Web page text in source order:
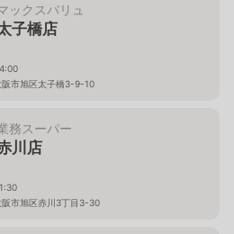
ックスバリュ
子橋店
阪市旭区太子橋3-9-10
務スーパー
川店
阪市旭区赤川3丁目3-30